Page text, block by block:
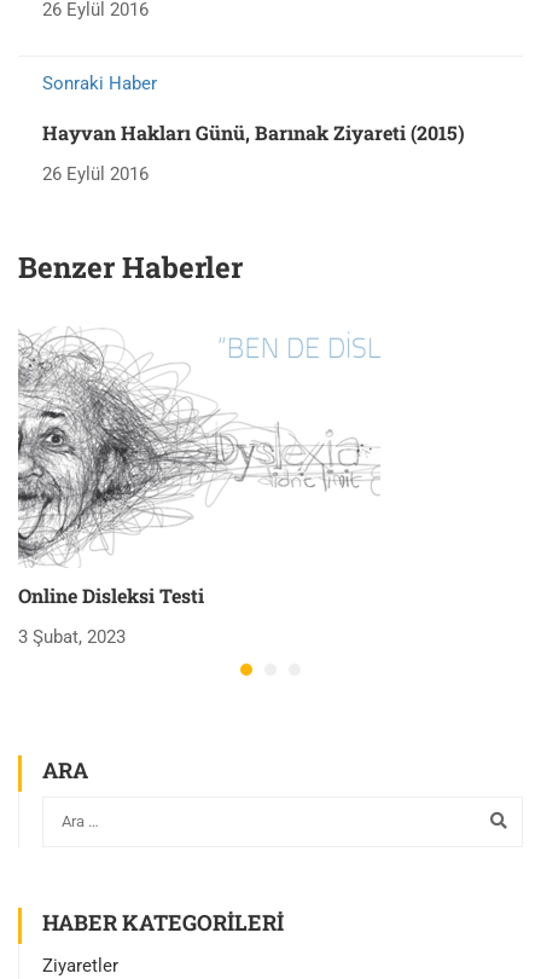
26 Eylül 2016
Sonraki Haber
Hayvan Hakları Günü, Barınak Ziyareti (2015)
26 Eylül 2016
Benzer Haberler
Online Disleksi Testi
3 Şubat, 2023
ARA
HABER KATEGORILERI
Ziyaretler